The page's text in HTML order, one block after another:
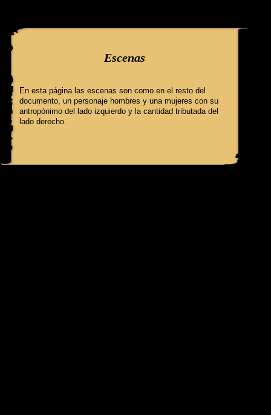
Escenas
En esta página las escenas son como en el resto del
documento, un personaje hombres y una mujeres con su
antropónimo del lado izquierdo y la cantidad tributada del
lado derecho.